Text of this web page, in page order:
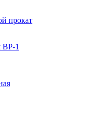
прокат
ВР-1